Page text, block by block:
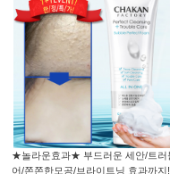
★놀라운효과★ 부드러운 세안/트러
어/쫀쫀한모공/브라이트닝 효과까지!